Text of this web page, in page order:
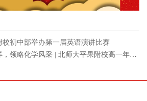
校初中部举办第一届英语演讲比赛
学风采 | 北师大平果附校高一年级举办第三届化学方程式大赛